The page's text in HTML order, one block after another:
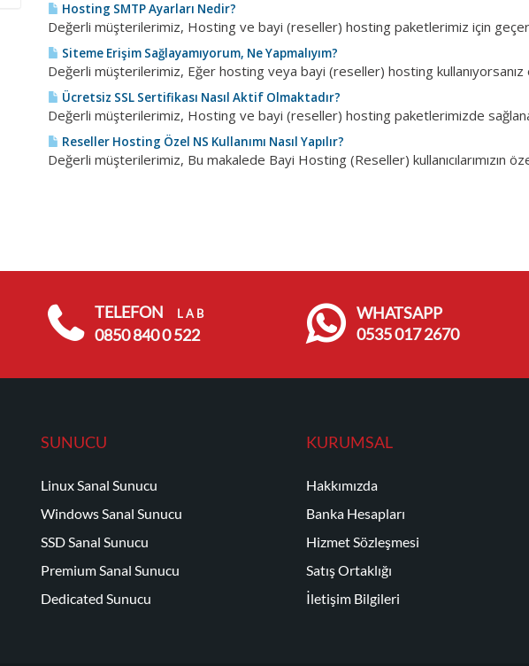
Hosting SMTP Ayarları Nedir?
Değerli müşterilerimiz, Hosting ve bayi (reseller) hosting paketlerimiz için
Siteme Erişim Sağlayamıyorum, Ne Yapmalıyım?
Değerli müşterilerimiz, Eğer hosting veya bayi (reseller) hosting kullanıyorsanız
Ücretsiz SSL Sertifikası Nasıl Aktif Olmaktadır?
Değerli müşterilerimiz, Hosting ve bayi (reseller) hosting paketlerimizde
Reseller Hosting Özel NS Kullanımı Nasıl Yapılır?
Değerli müşterilerimiz, Bu makalede Bayi Hosting (Reseller) kullanıcılarımızın
TELEFON L A B
0850 840 0 522
WHATSAPP
0535 017 2670
SUNUCU
Linux Sanal Sunucu
Windows Sanal Sunucu
SSD Sanal Sunucu
Premium Sanal Sunucu
Dedicated Sunucu
KURUMSAL
Hakkımızda
Banka Hesapları
Hizmet Sözleşmesi
Satış Ortaklığı
İletişim Bilgileri